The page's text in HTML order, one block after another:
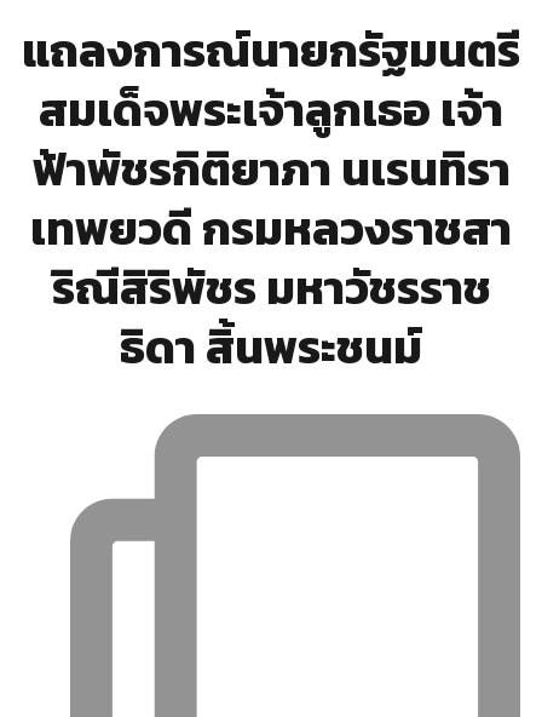
แถลงการณ์นายกรัฐมนตรี
สมเด็จพระเจ้าลูกเธอ เจ้า
ฟ้าพัชรกิติยาภา นเรนทิรา
เทพยวดี กรมหลวงราชสา
ริณีสิริพัชร มหาวัชรราช
ธิดา สิ้นพระชนม์